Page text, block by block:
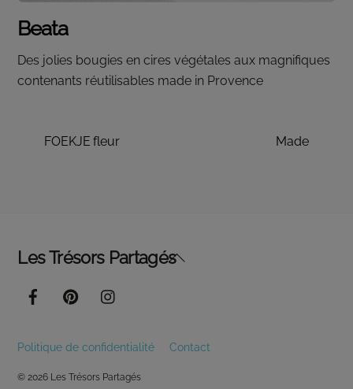
Beata
Des jolies bougies en cires végétales aux magnifiques
contenants réutilisables made in Provence
FOEKJE fleur Made
Back
Les Trésors Partagés
Politique de confidentialité Contact
© 2026 Les Trésors Partagés